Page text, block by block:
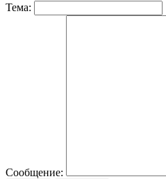
Тема:
Сообщение: